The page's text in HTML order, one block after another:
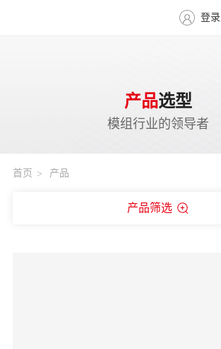
登录
产品选型
模组行业的领导者
首页 产品
产品筛选